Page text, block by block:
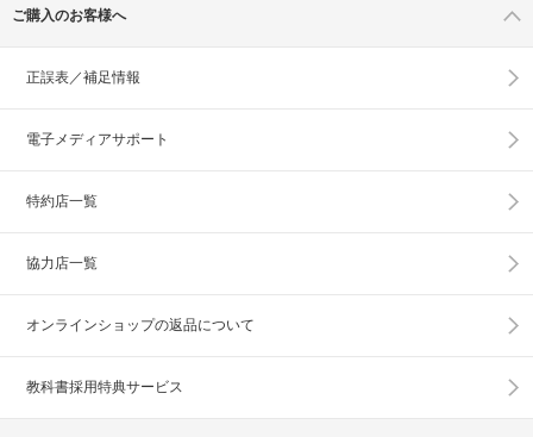
ご購入のお客様へ
正誤表／補足情報
電子メディアサポート
特約店一覧
協力店一覧
オンラインショップの返品について
教科書採用特典サービス